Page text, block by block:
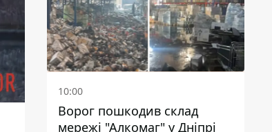
10:00
Ворог пошкодив склад
мережі "Алкомаг" у Дніпрі